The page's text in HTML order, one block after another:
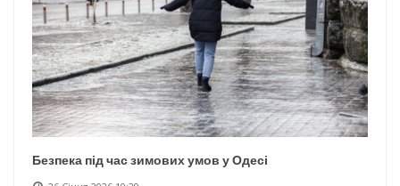
Безпека під час зимових умов у Одесі